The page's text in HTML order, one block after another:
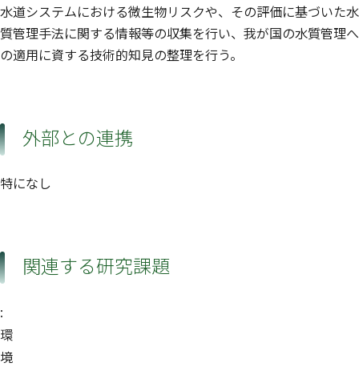
水道システムにおける微生物リスクや、その評価に基づいた水
質管理手法に関する情報等の収集を行い、我が国の水質管理へ
の適用に資する技術的知見の整理を行う。
外部との連携
特になし
関連する研究課題
:
環
境